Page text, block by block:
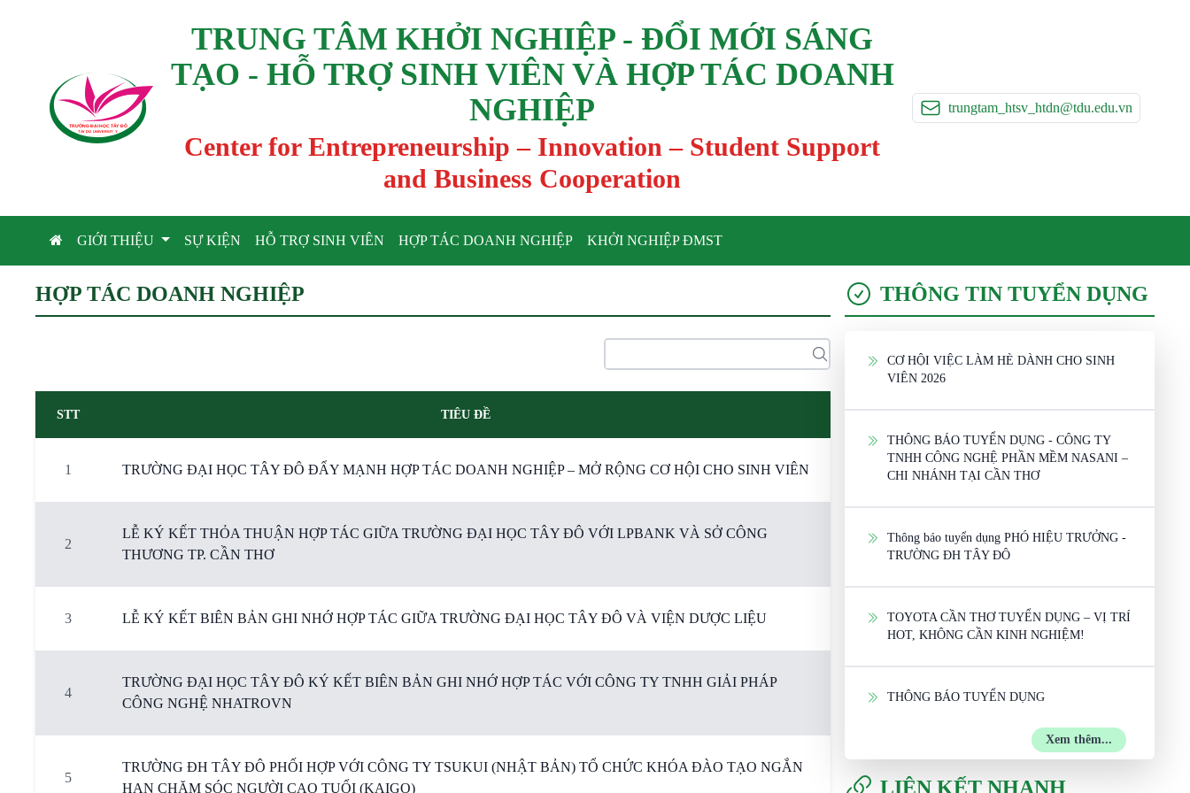
TRƯỜNG ĐẠI HỌC TÂY ĐÔ
TAY DO UNIVERSIT Y
TRUNG TÂM KHỞI NGHIỆP - ĐỔI MỚI SÁNG
TẠO - HỖ TRỢ SINH VIÊN VÀ HỢP TÁC DOANH
NGHIỆP
Center for Entrepreneurship – Innovation – Student Support
and Business Cooperation
trungtam_htsv_htdn@tdu.edu.vn
GIỚI THIỆU SỰ KIỆN HỖ TRỢ SINH VIÊN HỢP TÁC DOANH NGHIỆP KHỞI NGHIỆP ĐMST
HỢP TÁC DOANH NGHIỆP
STT TIÊU ĐỀ
1 TRƯỜNG ĐẠI HỌC TÂY ĐÔ ĐẨY MẠNH HỢP TÁC DOANH NGHIỆP – MỞ RỘNG CƠ HỘI CHO SINH VIÊN
2
LỄ KÝ KẾT THỎA THUẬN HỢP TÁC GIỮA TRƯỜNG ĐẠI HỌC TÂY ĐÔ VỚI LPBANK VÀ SỞ CÔNG
THƯƠNG TP. CẦN THƠ
3 LỄ KÝ KẾT BIÊN BẢN GHI NHỚ HỢP TÁC GIỮA TRƯỜNG ĐẠI HỌC TÂY ĐÔ VÀ VIỆN DƯỢC LIỆU
4
TRƯỜNG ĐẠI HỌC TÂY ĐÔ KÝ KẾT BIÊN BẢN GHI NHỚ HỢP TÁC VỚI CÔNG TY TNHH GIẢI PHÁP
CÔNG NGHỆ NHATROVN
5
TRƯỜNG ĐH TÂY ĐÔ PHỐI HỢP VỚI CÔNG TY TSUKUI (NHẬT BẢN) TỔ CHỨC KHÓA ĐÀO TẠO NGẮN
HẠN CHĂM SÓC NGƯỜI CAO TUỔI (KAIGO)
THÔNG TIN TUYỂN DỤNG
CƠ HỘI VIỆC LÀM HÈ DÀNH CHO SINH
VIÊN 2026
THÔNG BÁO TUYỂN DỤNG - CÔNG TY
TNHH CÔNG NGHỆ PHẦN MỀM NASANI –
CHI NHÁNH TẠI CẦN THƠ
Thông báo tuyển dụng PHÓ HIỆU TRƯỞNG -
TRƯỜNG ĐH TÂY ĐÔ
TOYOTA CẦN THƠ TUYỂN DỤNG – VỊ TRÍ
HOT, KHÔNG CẦN KINH NGHIỆM!
THÔNG BÁO TUYỂN DỤNG
Xem thêm...
LIÊN KẾT NHANH